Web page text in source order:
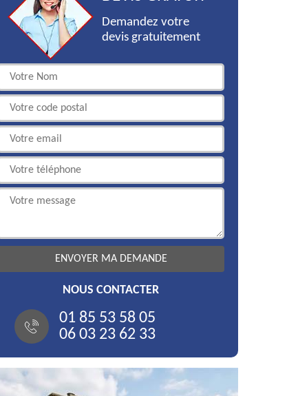
Demandez votre
devis gratuitement
NOUS CONTACTER
01 85 53 58 05
06 03 23 62 33